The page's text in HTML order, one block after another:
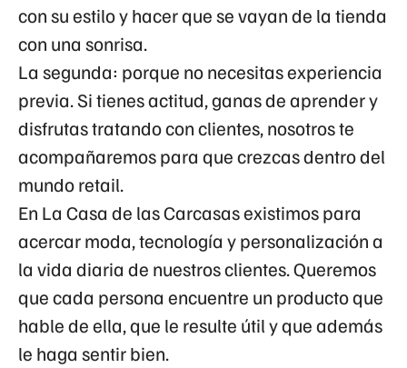
con su estilo y hacer que se vayan de la tienda
con una sonrisa.
La segunda: porque no necesitas experiencia
previa. Si tienes actitud, ganas de aprender y
disfrutas tratando con clientes, nosotros te
acompañaremos para que crezcas dentro del
mundo retail.
En La Casa de las Carcasas existimos para
acercar moda, tecnología y personalización a
la vida diaria de nuestros clientes. Queremos
que cada persona encuentre un producto que
hable de ella, que le resulte útil y que además
le haga sentir bien.